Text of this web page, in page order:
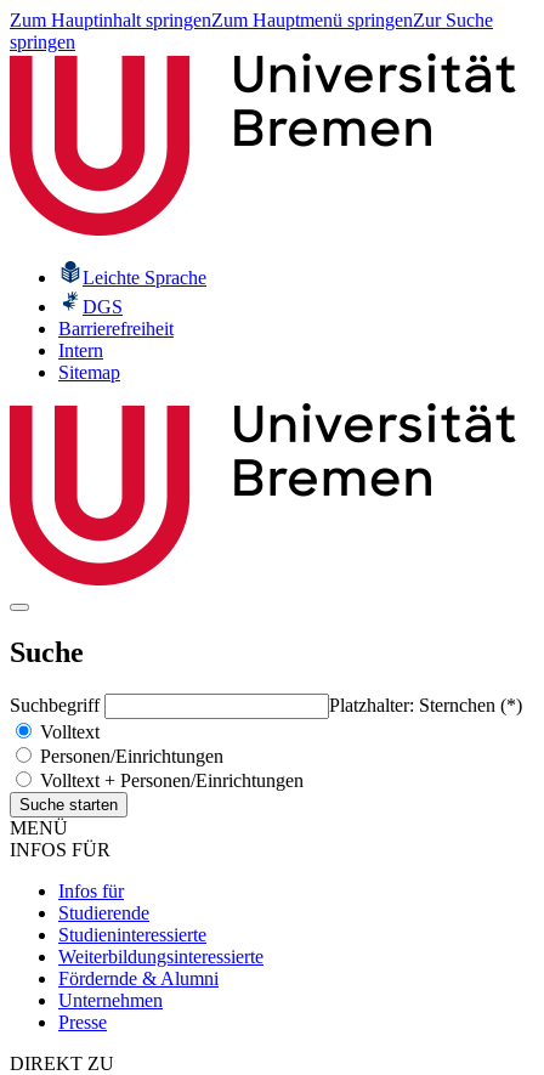
Zum Hauptinhalt springenZum Hauptmenü springenZur Suche
springen
Leichte Sprache
DGS
Barrierefreiheit
Intern
Sitemap
Suche
Suchbegriff
Platzhalter: Sternchen (*)
Volltext
Personen/Einrichtungen
Volltext + Personen/Einrichtungen
MENÜ
INFOS FÜR
Infos für
Studierende
Studieninteressierte
Weiterbildungsinteressierte
Fördernde & Alumni
Unternehmen
Presse
DIREKT ZU